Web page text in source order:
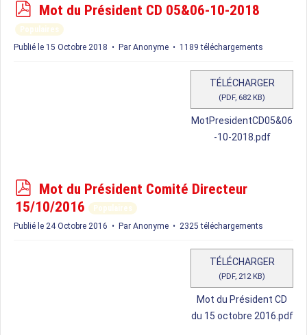
p
d
f
Mot du Président CD 05&06-10-2018
Populaires
Publié le 15 Octobre 2018
Par Anonyme 1189 téléchargements
TÉLÉCHARGER
(PDF, 682 KB)
MotPresidentCD05&06
-10-2018.pdf
p
d
f
Mot du Président Comité Directeur
15/10/2016
Populaires
Publié le 24 Octobre 2016
Par Anonyme 2325 téléchargements
TÉLÉCHARGER
(PDF, 212 KB)
Mot du Président CD
du 15 octobre 2016.pdf